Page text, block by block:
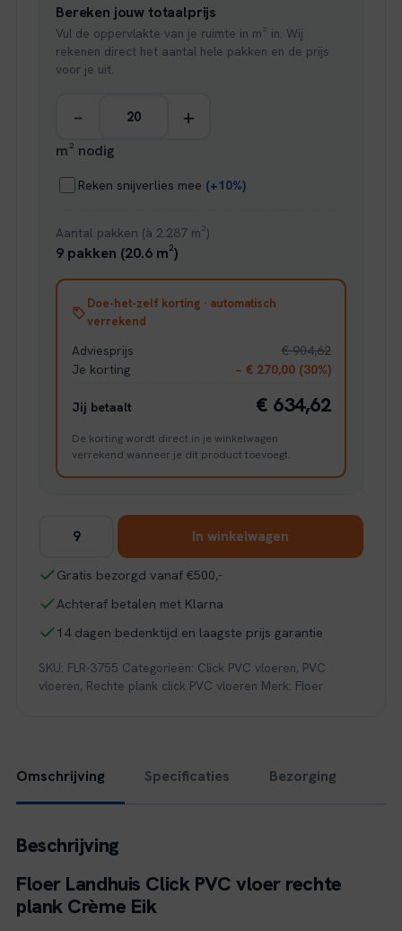
€ 43,95.€ 37,36.
Bereken jouw totaalprijs
Vul de oppervlakte van je ruimte in m² in. Wij
rekenen direct het aantal hele pakken en de prijs
voor je uit.
− +
m² nodig
Reken snijverlies mee (+10%)
Aantal pakken (à 2.287 m²)
9 pakken (20.6 m²)
Doe-het-zelf korting · automatisch
verrekend
Adviesprijs
€ 904,62
Je korting
− € 270,00 (30%)
Jij betaalt € 634,62
De korting wordt direct in je winkelwagen
verrekend wanneer je dit product toevoegt.
Landhuis
Click
-
Crème
aantal
In winkelwagen
Gratis bezorgd vanaf €500,-
Achteraf betalen met Klarna
14 dagen bedenktijd en laagste prijs garantie
SKU: FLR-3755 Categorieën: Click PVC vloeren, PVC
vloeren, Rechte plank click PVC vloeren Merk: Floer
Omschrijving Specificaties Bezorging
Beschrijving
Floer Landhuis Click PVC vloer rechte
plank Crème Eik